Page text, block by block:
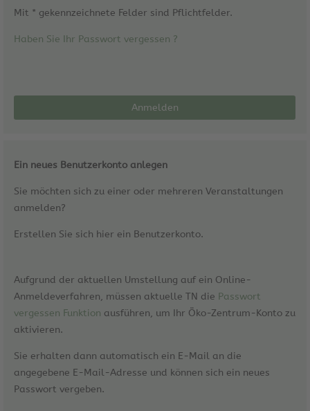
Mit * gekennzeichnete Felder sind Pflichtfelder.
Haben Sie Ihr Passwort vergessen ?
Anmelden
Ein neues Benutzerkonto anlegen
Sie möchten sich zu einer oder mehreren Veranstaltungen
anmelden?
Erstellen Sie sich hier ein Benutzerkonto.
Aufgrund der aktuellen Umstellung auf ein Online-
Anmeldeverfahren, müssen aktuelle TN die Passwort
vergessen Funktion ausführen, um Ihr Öko-Zentrum-Konto zu
aktivieren.
Sie erhalten dann automatisch ein E-Mail an die
angegebene E-Mail-Adresse und können sich ein neues
Passwort vergeben.